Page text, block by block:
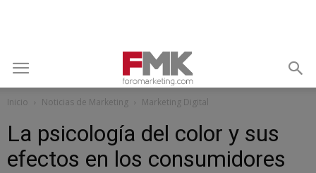
Inicio Noticias de Marketing Marketing Digital
La psicología del color y sus
efectos en los consumidores